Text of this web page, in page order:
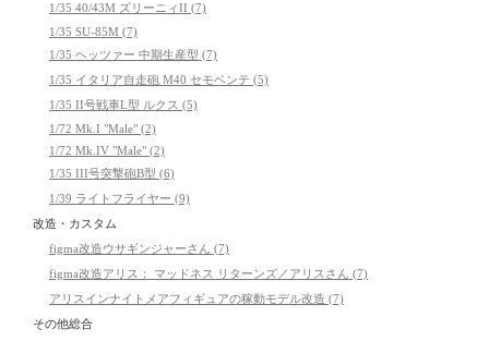
1/35 40/43M ズリーニィII (7)
1/35 SU-85M (7)
1/35 ヘッツァー 中期生産型 (7)
1/35 イタリア自走砲 M40 セモベンテ (5)
1/35 II号戦車L型 ルクス (5)
1/72 Mk.I "Male" (2)
1/72 Mk.IV "Male" (2)
1/35 III号突撃砲B型 (6)
1/39 ライトフライヤー (9)
改造・カスタム
figma改造ウサギンジャーさん (7)
figma改造アリス： マッドネス リターンズ／アリスさん (7)
アリスインナイトメアフィギュアの稼動モデル改造 (7)
その他総合